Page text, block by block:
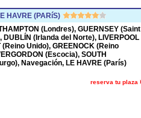
HAVRE (PARíS)
(Londres), GUERNSEY (Saint
(Irlanda del Norte), LIVERPOOL
Unido), GREENOCK (Reino
(Escocia), SOUTH
Navegación, LE HAVRE (París)
reserva tu plaza